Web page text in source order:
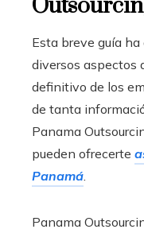
Esta breve guía
diversos aspectos
definitivo de los
de tanta
Panama
pueden ofrecerte
Panamá.
Panama